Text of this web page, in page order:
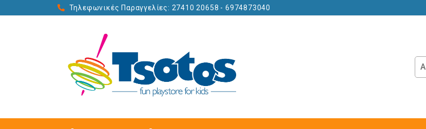
Τηλεφωνικές Παραγγελίες: 27410 20658 - 6974873040